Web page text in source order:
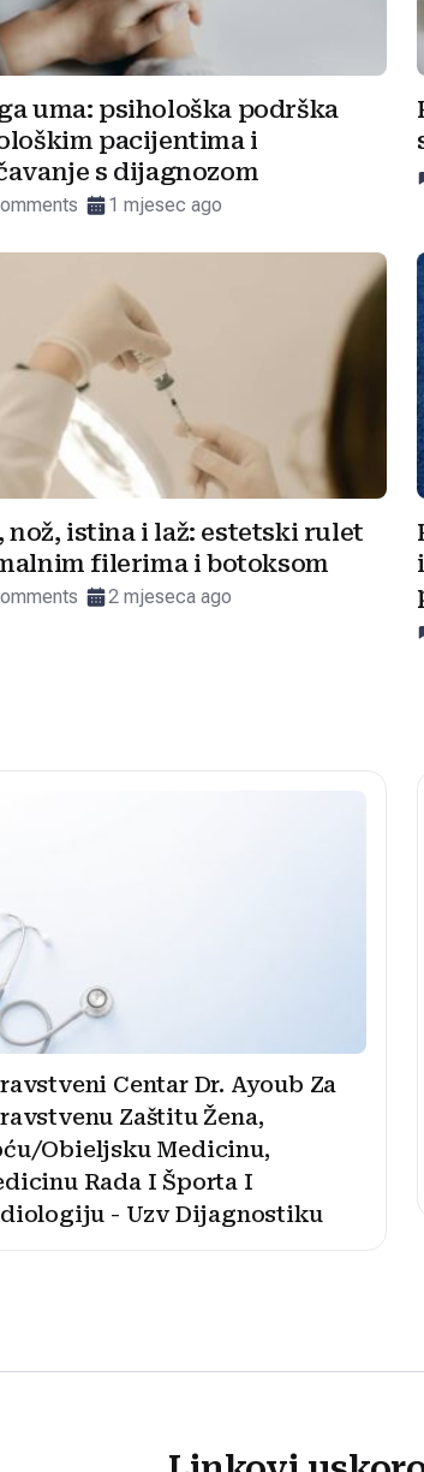
uma: psihološka podrška
pacijentima i
s dijagnozom
1 mjesec ago
nož, istina i laž: estetski rulet
filerima i botoksom
2 mjeseca ago
Centar Dr. Ayoub Za
Zaštitu Žena,
Obieljsku Medicinu,
Rada I Športa I
- Uzv Dijagnostiku